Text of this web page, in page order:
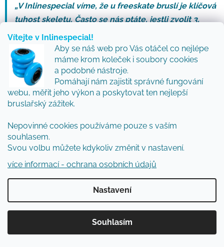
Vítejte v Inlinespecial!
Aby se náš web pro Vás otáčel co nejlépe
máme krom koleček i soubory cookies
a podobné nástroje.
Pomáhají nám zajistit správné fungování
webu, měřit jeho výkon a poskytovat ten nejlepší
bruslařský zážitek.
Nepovinné cookies používáme pouze s vaším
souhlasem.
Svou volbu můžete kdykoliv změnit v nastavení.
více informací - ochrana osobních údajů
Nastavení
Souhlasím
„V Inlinespecial víme, že u freeskate bruslí je klíčová
tuhost skeletu. Často se nás ptáte, jestli zvolit 3,
nebo 4 kolečka. Naše zkušenost z testování je
taková, že pro rychlý přesun městem vítězí
3x110mm, ale pro maximální kontrolu a slalom
nedáme dopustit na 4x80mm.“
Martin doporučuje:
Pokud máte normální až užší nohu,
doporučujiPowerslide Next. Přenos síly
díky Trinity systému je prostě znát a velkou
Sám je jezdím jak ve variantě 4x90 tak 3x110
mm."